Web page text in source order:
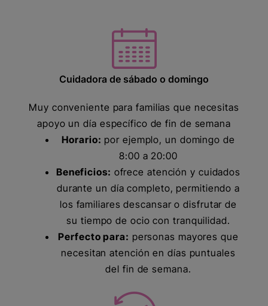
Cuidadora de sábado o domingo
Muy conveniente para familias que necesitas
apoyo un día específico de fin de semana
Horario: por ejemplo, un domingo de
8:00 a 20:00
Beneficios: ofrece atención y cuidados
durante un día completo, permitiendo a
los familiares descansar o disfrutar de
su tiempo de ocio con tranquilidad.
Perfecto para: personas mayores que
necesitan atención en días puntuales
del fin de semana.